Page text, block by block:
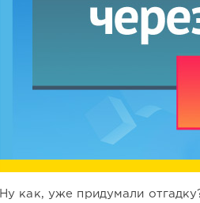
Ну как, уже придумали